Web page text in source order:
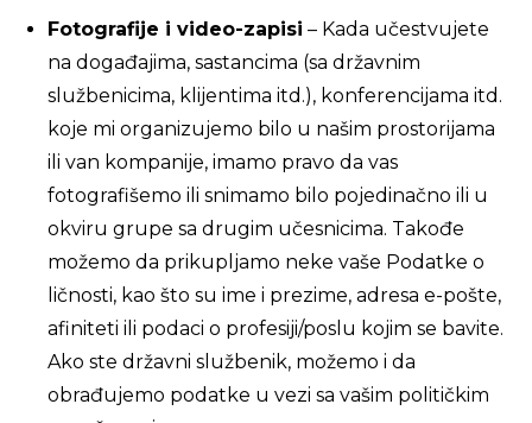
Fotografije i video-zapisi – Kada učestvujete
na događajima, sastancima (sa državnim
službenicima, klijentima itd.), konferencijama itd.
koje mi organizujemo bilo u našim prostorijama
ili van kompanije, imamo pravo da vas
fotografišemo ili snimamo bilo pojedinačno ili u
okviru grupe sa drugim učesnicima. Takođe
možemo da prikupljamo neke vaše Podatke o
ličnosti, kao što su ime i prezime, adresa e-pošte,
afiniteti ili podaci o profesiji/poslu kojim se bavite.
Ako ste državni službenik, možemo i da
obrađujemo podatke u vezi sa vašim političkim